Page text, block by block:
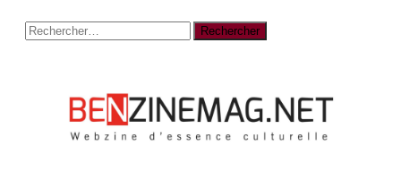
Rechercher :